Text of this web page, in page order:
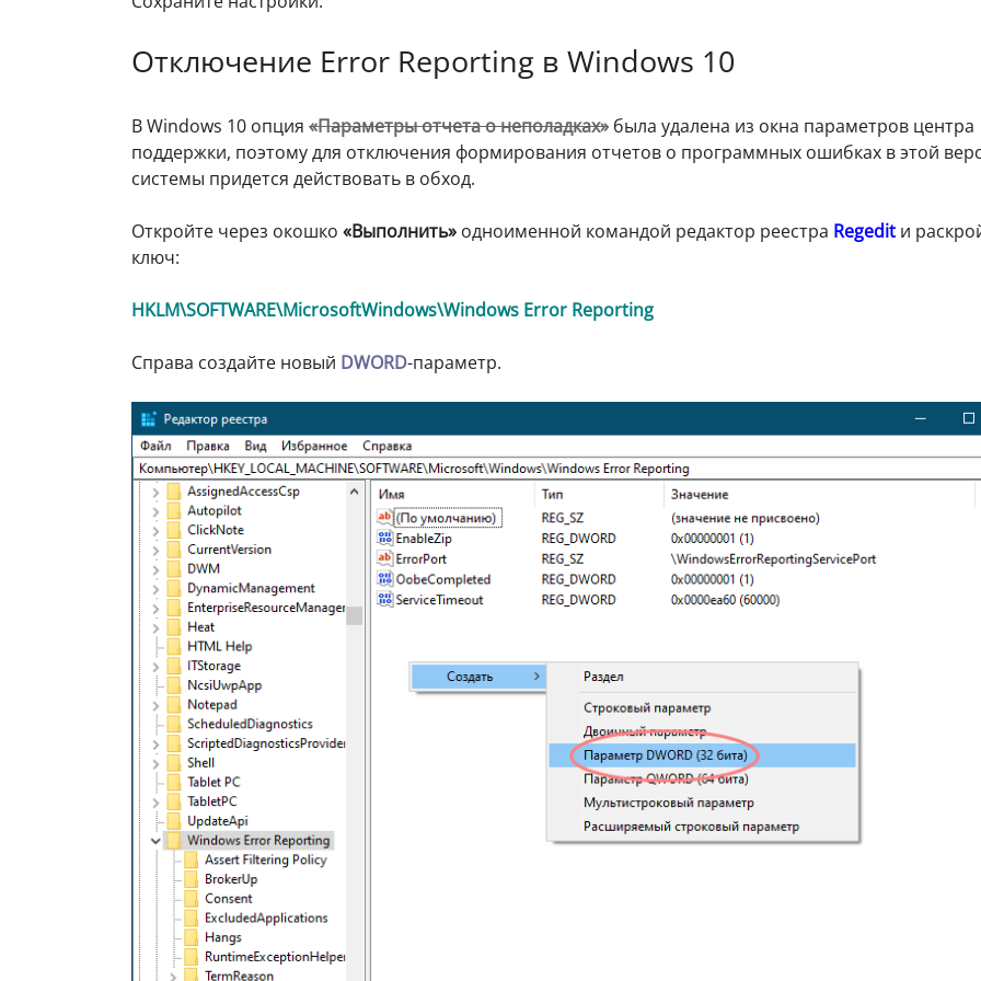
Отключение Error Reporting в Windows 10
В Windows 10 опция «Параметры отчета о неполадках» была удалена из окна параметров центра
поддержки, поэтому для отключения формирования отчетов о программных ошибках в этой
системы придется действовать в обход.
Откройте через окошко «Выполнить» одноименной командой редактор реестра Regedit и
ключ:
HKLM\SOFTWARE\MicrosoftWindows\Windows Error Reporting
Справа создайте новый DWORD-параметр.